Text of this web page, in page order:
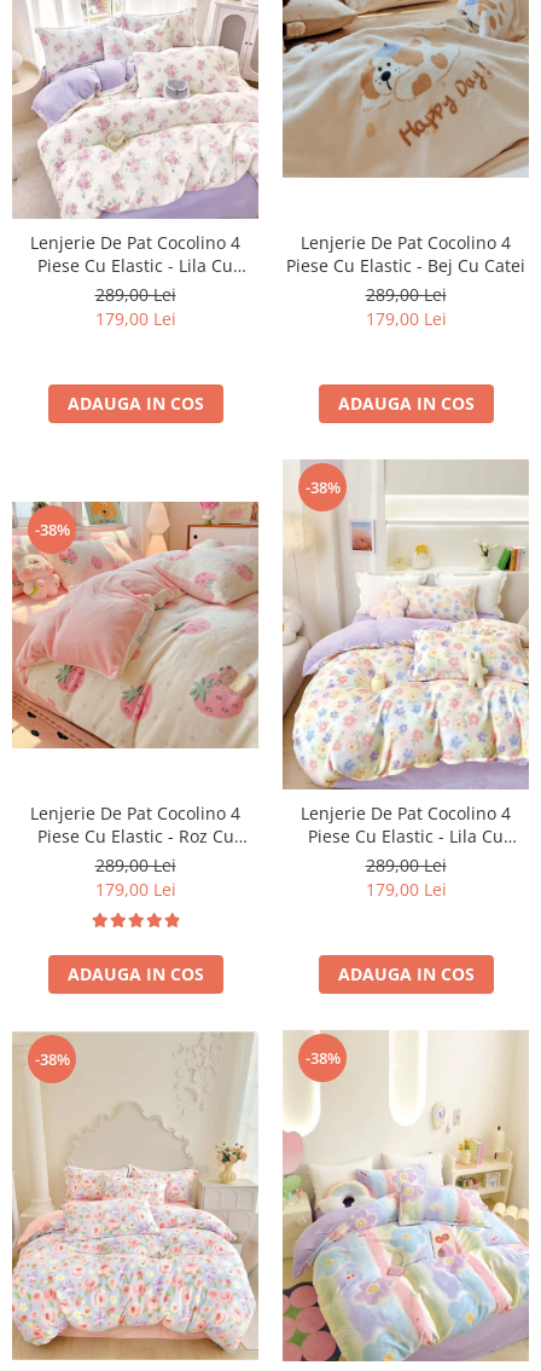
Lenjerie De Pat Cocolino 4
Piese Cu Elastic - Lila Cu
Imprimeu Floral
289,00 Lei
179,00 Lei
ADAUGA IN COS
Lenjerie De Pat Cocolino 4
Piese Cu Elastic - Bej Cu Catei
289,00 Lei
179,00 Lei
ADAUGA IN COS
-38%
Lenjerie De Pat Cocolino 4
Piese Cu Elastic - Roz Cu
Capsune Uriase
289,00 Lei
179,00 Lei
ADAUGA IN COS
-38%
Lenjerie De Pat Cocolino 4
Piese Cu Elastic - Lila Cu
Floricele Colorate
289,00 Lei
179,00 Lei
ADAUGA IN COS
-38% -38%